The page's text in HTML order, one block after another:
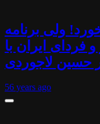
ولی برنامه
فردای ایران با
حسین لاجوردی
56 years ago